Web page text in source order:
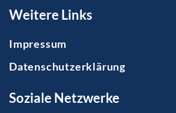
Weitere Links
Impressum
Datenschutzerklärung
Soziale Netzwerke